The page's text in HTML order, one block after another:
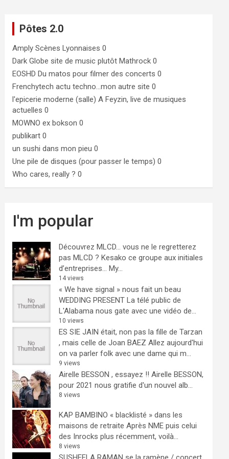
Pôtes 2.0
Amply Scènes Lyonnaises 0
Dark Globe site de music plutôt Mathrock 0
EOSHD Du matos pour filmer des concerts 0
Frenchytech actu techno…mon autre site 0
l'epicerie moderne (salle) A Feyzin, live de musiques
actuelles 0
MOWNO ex bokson 0
publikart 0
un sushi dans mon pieu 0
Une pile de disques (pour passer le temps) 0
Who cares, really ? 0
I'm popular
Découvrez MLCD… vous ne le regretterez
pas MLCD ? Kesako ce groupe aux initiales
d’entreprises… My...
14 views
« We have signal » nous fait un beau
WEDDING PRESENT La télé public de
L'Alabama nous gate avec une vidéo de...
10 views
ES SIE JAIN était, non pas la fille de Tarzan
, mais celle de Joan BAEZ Allez aujourd'hui
on va parler folk avec une dame qui m...
9 views
Airelle BESSON , essayez !! Airelle BESSON,
pour 2021 nous gratifie d'un nouvel alb...
8 views
KAP BAMBINO « blacklisté » dans les
maisons de retraite Après NME puis celui
des Inrocks plus récemment, voilà...
8 views